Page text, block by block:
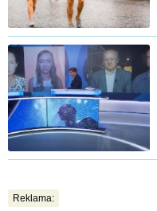
Reklama: